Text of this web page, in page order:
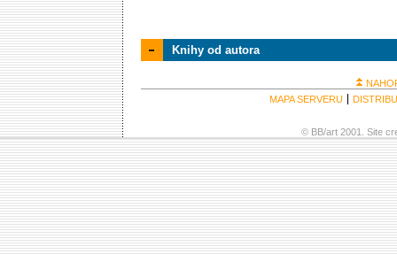
Knihy od autora
MAPA SERVERU
© BB/art 2001. Site